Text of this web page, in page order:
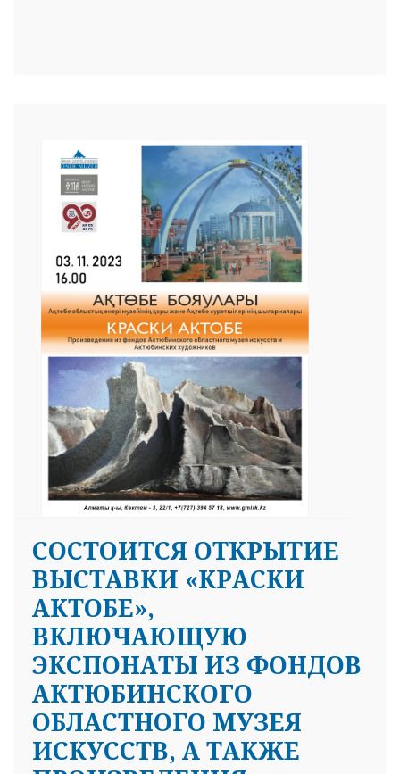
СОСТОИТСЯ ОТКРЫТИЕ
ВЫСТАВКИ «КРАСКИ
АКТОБЕ»,
ВКЛЮЧАЮЩУЮ
ЭКСПОНАТЫ ИЗ ФОНДОВ
АКТЮБИНСКОГО
ОБЛАСТНОГО МУЗЕЯ
ИСКУССТВ, А ТАКЖЕ